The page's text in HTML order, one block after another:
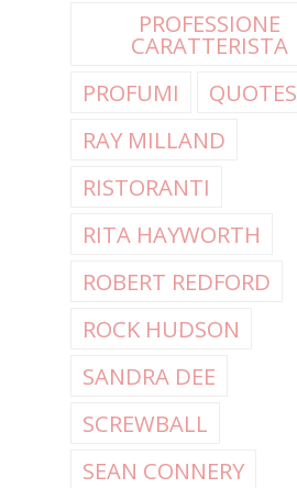
PROFESSIONE
CARATTERISTA
PROFUMI
QUOTES
RAY MILLAND
RISTORANTI
RITA HAYWORTH
ROBERT REDFORD
ROCK HUDSON
SANDRA DEE
SCREWBALL
SEAN CONNERY